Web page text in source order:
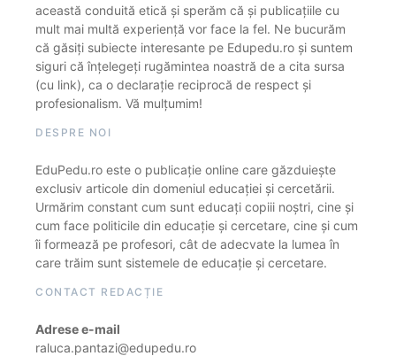
această conduită etică și sperăm că și publicațiile cu
mult mai multă experiență vor face la fel. Ne bucurăm
că găsiți subiecte interesante pe Edupedu.ro și suntem
siguri că înțelegeți rugămintea noastră de a cita sursa
(cu link), ca o declarație reciprocă de respect și
profesionalism. Vă mulțumim!
DESPRE NOI
EduPedu.ro este o publicație online care găzduiește
exclusiv articole din domeniul educației și cercetării.
Urmărim constant cum sunt educați copiii noștri, cine și
cum face politicile din educație și cercetare, cine și cum
îi formează pe profesori, cât de adecvate la lumea în
care trăim sunt sistemele de educație și cercetare.
CONTACT REDACȚIE
Adrese e-mail
raluca.pantazi@edupedu.ro